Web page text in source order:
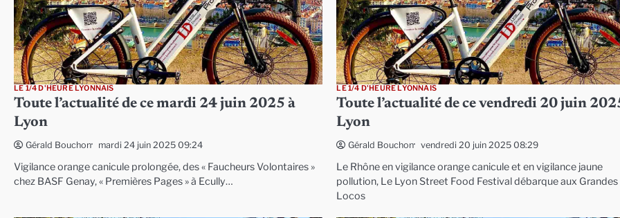
LE 1/4 D'HEURE LYONNAIS
Toute l’actualité de ce mardi 24 juin 2025 à
Lyon
Gérald Bouchon mardi 24 juin 2025 09:24
Vigilance orange canicule prolongée, des « Faucheurs Volontaires »
chez BASF Genay, « Premières Pages » à Ecully…
LE 1/4 D'HEURE LYONNAIS
Toute l’actualité de ce vendredi 20 juin
Lyon
Gérald Bouchon vendredi 20 juin 2025 08:29
Le Rhône en vigilance orange canicule et en vigilance jaune
pollution, Le Lyon Street Food Festival débarque aux Grandes
Locos